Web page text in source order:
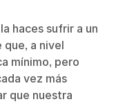
haces sufrir a un
que, a nivel
mínimo, pero
vez más
que nuestra